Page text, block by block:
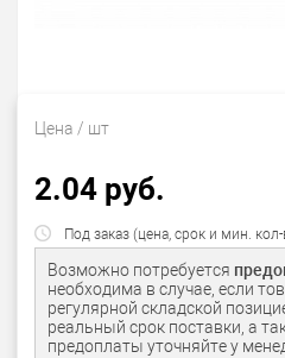
Цена / шт
2.04 руб.
Под заказ (цена, срок и мин.
Возможно потребуется
необходима в случае, если
регулярной складской
реальный срок поставки, а
предоплаты уточняйте у